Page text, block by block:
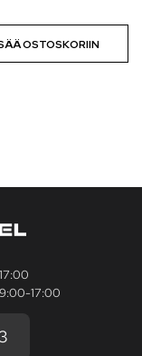
OSTOSKORIIN
17:00